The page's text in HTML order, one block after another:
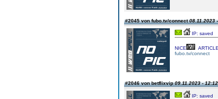
#2045 von fubo.tv/connect08.11.2023
IP: saved
NICE
fubo.tv/connect
#2046 von betflixvip09.11.2023 - 12:12
IP: saved